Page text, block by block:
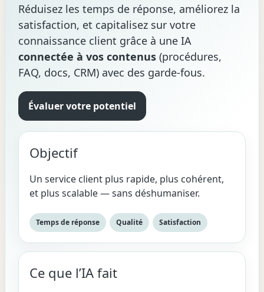
Réduisez les temps de réponse, améliorez la
satisfaction, et capitalisez sur votre
connaissance client grâce à une IA
connectée à vos contenus (procédures,
FAQ, docs, CRM) avec des garde-fous.
Évaluer votre potentiel
Objectif
Un service client plus rapide, plus cohérent,
et plus scalable — sans déshumaniser.
Temps de réponse Qualité Satisfaction
Ce que l’IA fait